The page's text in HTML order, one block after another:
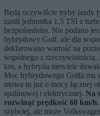
Będą oczywiście tryby jazdy
zasili jednostka 1.5 TSI z
bezpośrednim. Nie podano
hybrydowy Golf, ale dla
deklarowano wartość na
wspólnego z rzeczywistością.
km, a hybryda niewiele
Moc hybrydowego Golfa ma
mowa tu już o mocy łącznej
spalinowej i elektrycznej. Na
rozwinąć prędkość 60 km/h.
szybciej, ale może